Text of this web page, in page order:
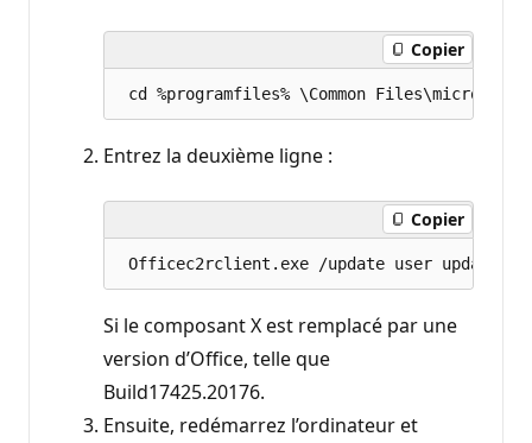
Copier
Entrez la deuxième ligne :
Copier
Si le composant X est remplacé par une
version d’Office, telle que
Build17425.20176.
Ensuite, redémarrez l’ordinateur et